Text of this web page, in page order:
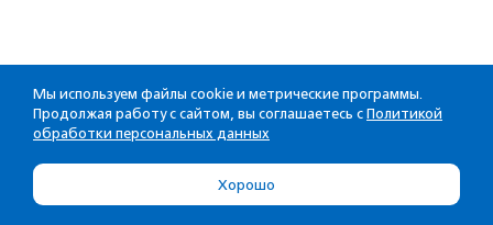
Мы используем файлы cookie и метрические программы.
Продолжая работу с сайтом, вы соглашаетесь с Политикой
обработки персональных данных
Хорошо